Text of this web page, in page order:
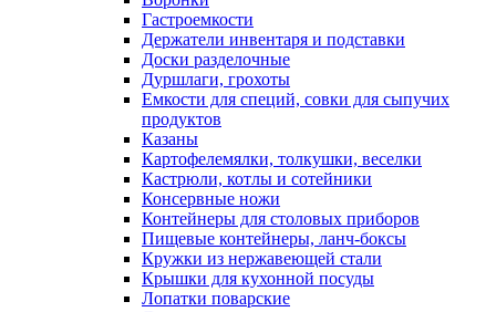
Держатели инвентаря и подставки
Доски разделочные
Дуршлаги, грохоты
Емкости для специй, совки для сыпучих
продуктов
Казаны
Картофелемялки, толкушки, веселки
Кастрюли, котлы и сотейники
Консервные ножи
Контейнеры для столовых приборов
Пищевые контейнеры, ланч-боксы
Кружки из нержавеющей стали
Крышки для кухонной посуды
Лопатки поварские
Лопаты для пиццы